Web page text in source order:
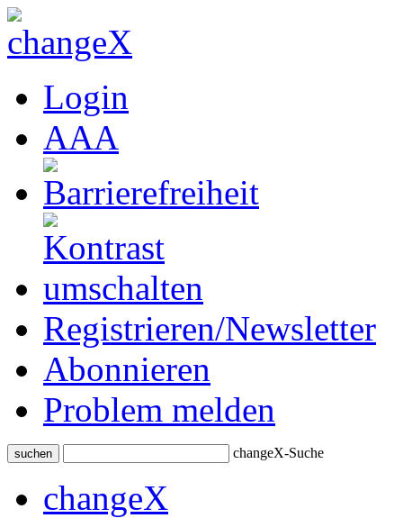
Login
AAA
Registrieren/Newsletter
Abonnieren
Problem melden
suchen changeX-Suche
changeX